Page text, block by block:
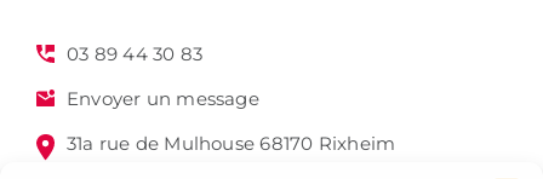
03 89 44 30 83
Envoyer un message
31a rue de Mulhouse 68170 Rixheim